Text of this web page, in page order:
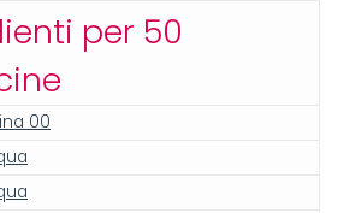
per 50
00